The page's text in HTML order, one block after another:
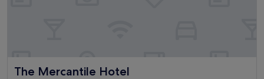
The Mercantile Hotel
The Mercantile Hotel